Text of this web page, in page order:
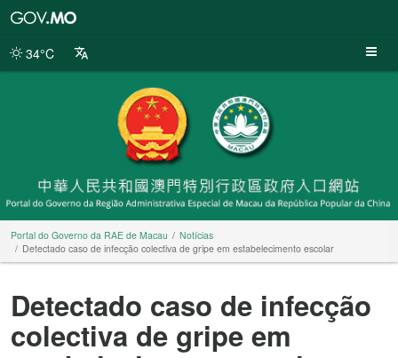
da
34°C
Portal do Governo da RAE de Macau
Notícias
Detectado caso de infecção colectiva de gripe em estabelecimento escolar
Detectado caso de infecção
colectiva de gripe em